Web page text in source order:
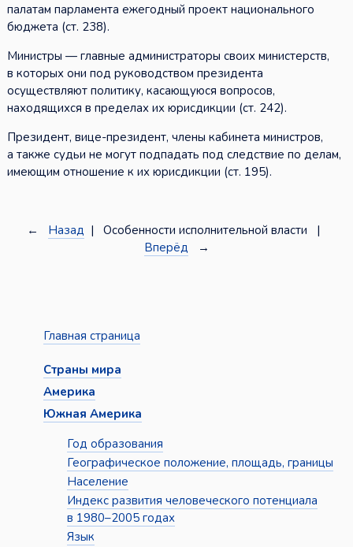
палатам парламента ежегодный проект национального
бюджета (ст. 238).
Министры — главные администраторы своих министерств,
в которых они под руководством президента
осуществляют политику, касающуюся вопросов,
находящихся в пределах их юрисдикции (ст. 242).
Президент, вице-президент, члены кабинета министров,
а также судьи не могут подпадать под следствие по делам,
имеющим отношение к их юрисдикции (ст. 195).
← Назад | Особенности исполнительной власти |
Вперёд →
Главная страница
Страны мира
Америка
Южная Америка
Год образования
Географическое положение, площадь, границы
Население
Индекс развития человеческого потенциала
в 1980–2005 годах
Язык